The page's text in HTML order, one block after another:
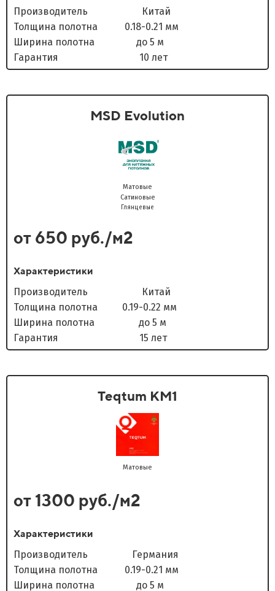
Производитель Китай
Толщина полотна 0.18-0.21 мм
Ширина полотна до 5 м
Гарантия 10 лет
MSD Evolution
Матовые
Сатиновые
Глянцевые
от 650 руб./м2
Характеристики
Производитель Китай
Толщина полотна 0.19-0.22 мм
Ширина полотна до 5 м
Гарантия 15 лет
Teqtum KM1
Матовые
от 1300 руб./м2
Характеристики
Производитель Германия
Толщина полотна 0.19-0.21 мм
Ширина полотна до 5 м